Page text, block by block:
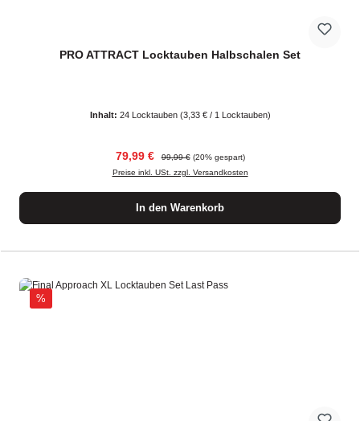
PRO ATTRACT Locktauben Halbschalen Set
Inhalt: 24 Locktauben (3,33 € / 1 Locktauben)
Verkaufspreis:
79,99 € Regulärer Preis:
99,99 € (20% gespart)
Preise inkl. USt. zzgl. Versandkosten
In den Warenkorb
%Rabatt